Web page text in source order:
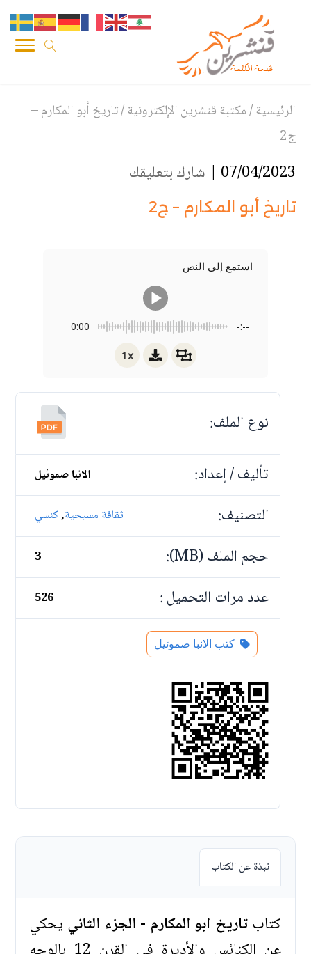
الرئيسية/مكتبة قنشرين الإلكترونية/تاريخ أبو المكارم –
ج2
07/04/2023 | شارك بتعليقك
تاريخ أبو المكارم – ج2
استمع إلى النص
0:00 -:--
1x
نوع الملف:
تأليف / إعداد:
الانبا صموئيل
التصنيف: ثقافة مسيحية,كنسي
حجم الملف (MB): 3
عدد مرات التحميل : 526
كتب الانبا صموئيل
نبذة عن الكتاب
كتابتاريخ ابو المكارم - الجزء الثاني يحكي